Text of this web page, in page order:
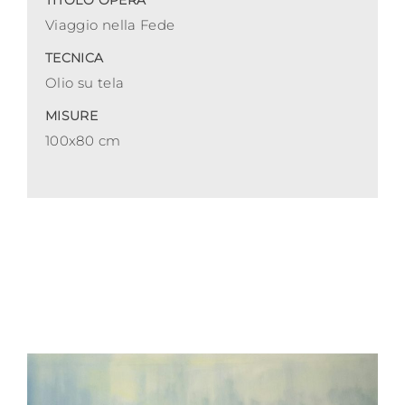
Viaggio nella Fede
TECNICA
Olio su tela
MISURE
100x80 cm